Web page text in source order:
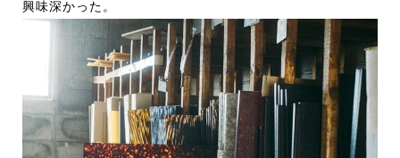
興味深かった。